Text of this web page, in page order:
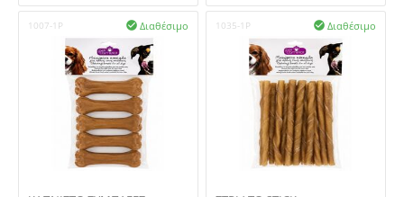
1007-1P Διαθέσιμο
 1035-1P Διαθέσιμο
